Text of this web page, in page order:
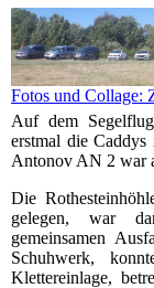
Fotos und Collage:
Auf dem
erstmal die
Antonov AN 2 war
Die
gelegen, war
gemeinsamen
Schuhwerk,
Klettereinlage,